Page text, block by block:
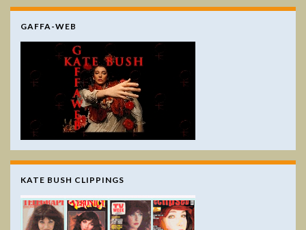
GAFFA-WEB
KATE BUSH CLIPPINGS